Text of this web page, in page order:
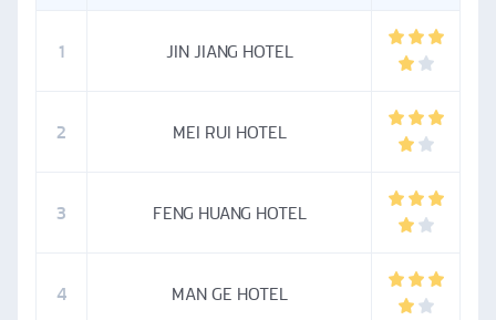
1 JIN JIANG HOTEL
2 MEI RUI HOTEL
3 FENG HUANG HOTEL
4 MAN GE HOTEL